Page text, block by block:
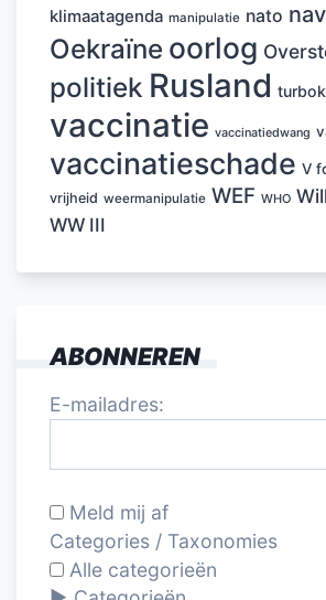
klimaatagenda manipulatie nato
Oekraïne oorlog
politiek Rusland
vaccinatie vaccinatiedwang
vaccinatieschade V
vrijheid weermanipulatie WEF WHO
WW III
ABONNEREN
E-mailadres:
Meld mij af
Categories / Taxonomies
Alle categorieën